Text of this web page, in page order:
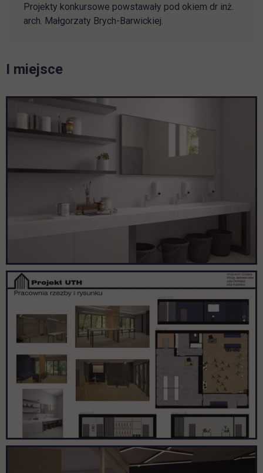
Projekty konkursowe powstawały pod okiem dr inż.
arch. Małgorzaty Brych-Barwickiej.
I miejsce
Pomiń galerię